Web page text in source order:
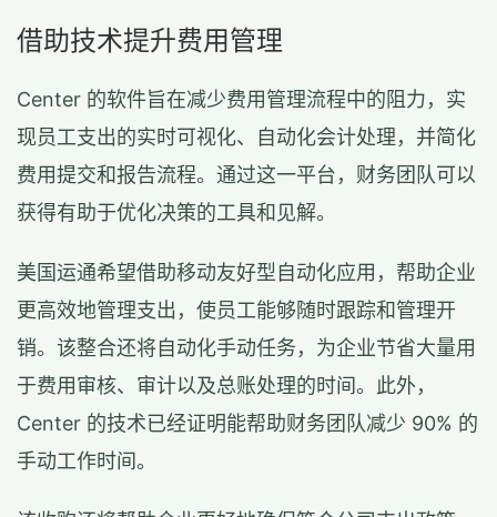
借助技术提升费用管理
Center 的软件旨在减少费用管理流程中的阻力，实
现员工支出的实时可视化、自动化会计处理，并简化
费用提交和报告流程。通过这一平台，财务团队可以
获得有助于优化决策的工具和见解。
美国运通希望借助移动友好型自动化应用，帮助企业
更高效地管理支出，使员工能够随时跟踪和管理开
销。该整合还将自动化手动任务，为企业节省大量用
于费用审核、审计以及总账处理的时间。此外，
Center 的技术已经证明能帮助财务团队减少 90% 的
手动工作时间。